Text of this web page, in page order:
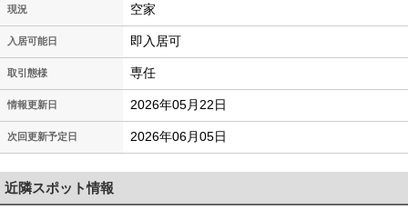
現況 空家
入居可能日 即入居可
取引態様 専任
情報更新日 2026年05月22日
次回更新予定日 2026年06月05日
近隣スポット情報